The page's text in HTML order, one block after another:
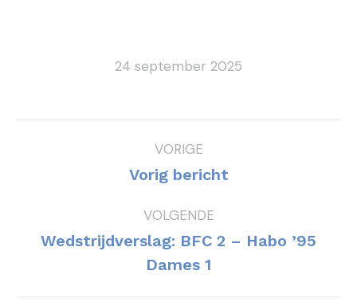
24 september 2025
VORIGE
Vorig
Vorig bericht
VOLGENDE
Volgend
bericht
Wedstrijdverslag: BFC 2 – Habo ’95
Dames 1